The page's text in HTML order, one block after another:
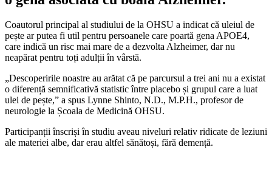
Coautorul principal al studiului de la OHSU a indicat că uleiul de
pește ar putea fi util pentru persoanele care poartă gena APOE4,
care indică un risc mai mare de a dezvolta Alzheimer, dar nu
neapărat pentru toți adulții în vârstă.
„Descoperirile noastre au arătat că pe parcursul a trei ani nu a existat
o diferență semnificativă statistic între placebo și grupul care a luat
ulei de pește,” a spus Lynne Shinto, N.D., M.P.H., profesor de
neurologie la Școala de Medicină OHSU.
Participanții înscriși în studiu aveau niveluri relativ ridicate de leziuni
ale materiei albe, dar erau altfel sănătoși, fără demență.